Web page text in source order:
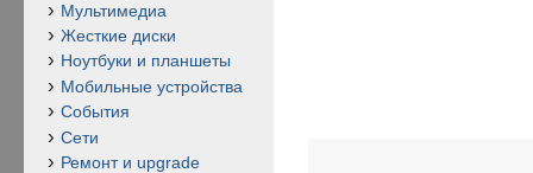
Мультимедиа
Жесткие диски
Ноутбуки и планшеты
Мобильные устройства
События
Сети
Ремонт и upgrade